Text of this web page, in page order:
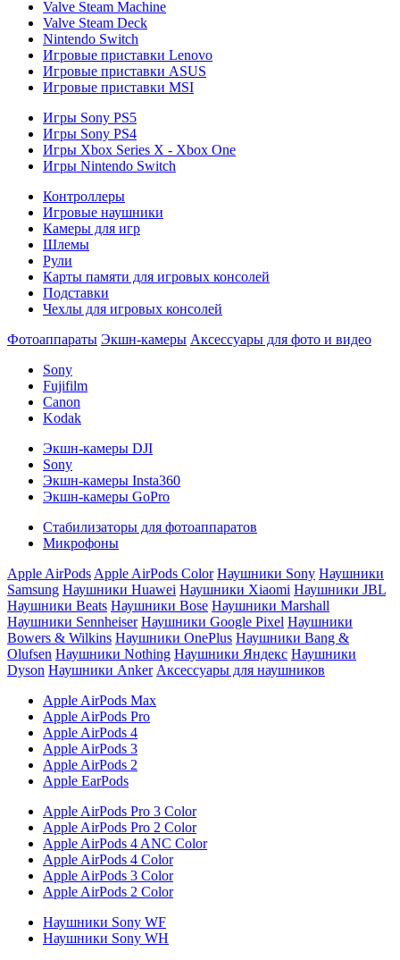
Valve Steam Machine
Valve Steam Deck
Nintendo Switch
Игровые приставки Lenovo
Игровые приставки ASUS
Игровые приставки MSI
Игры Sony PS5
Игры Sony PS4
Игры Xbox Series X - Xbox One
Игры Nintendo Switch
Контроллеры
Игровые наушники
Камеры для игр
Шлемы
Рули
Карты памяти для игровых консолей
Подставки
Чехлы для игровых консолей
Фотоаппараты Экшн-камеры Аксессуары для фото и видео
Sony
Fujifilm
Canon
Kodak
Экшн-камеры DJI
Sony
Экшн-камеры Insta360
Экшн-камеры GoPro
Стабилизаторы для фотоаппаратов
Микрофоны
Apple AirPods Apple AirPods Color Наушники Sony Наушники
Samsung Наушники Huawei Наушники Xiaomi Наушники JBL
Наушники Beats Наушники Bose Наушники Marshall
Наушники Sennheiser Наушники Google Pixel Наушники
Bowers & Wilkins Наушники OnePlus Наушники Bang &
Olufsen Наушники Nothing Наушники Яндекс Наушники
Dyson Наушники Anker Аксессуары для наушников
Apple AirPods Max
Apple AirPods Pro
Apple AirPods 4
Apple AirPods 3
Apple AirPods 2
Apple EarPods
Apple AirPods Pro 3 Color
Apple AirPods Pro 2 Color
Apple AirPods 4 ANC Color
Apple AirPods 4 Color
Apple AirPods 3 Color
Apple AirPods 2 Color
Наушники Sony WF
Наушники Sony WH